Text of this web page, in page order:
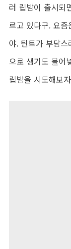
러 립밤이 출시되
르고 있다구. 요
야. 틴트가 부담
으로 생기도 불어
립밤을 시도해보